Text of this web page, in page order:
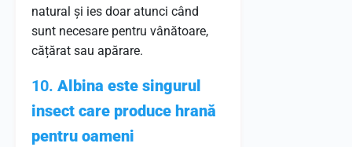
natural și ies doar atunci când
sunt necesare pentru vânătoare,
cățărat sau apărare.
10. Albina este singurul
insect care produce hrană
pentru oameni